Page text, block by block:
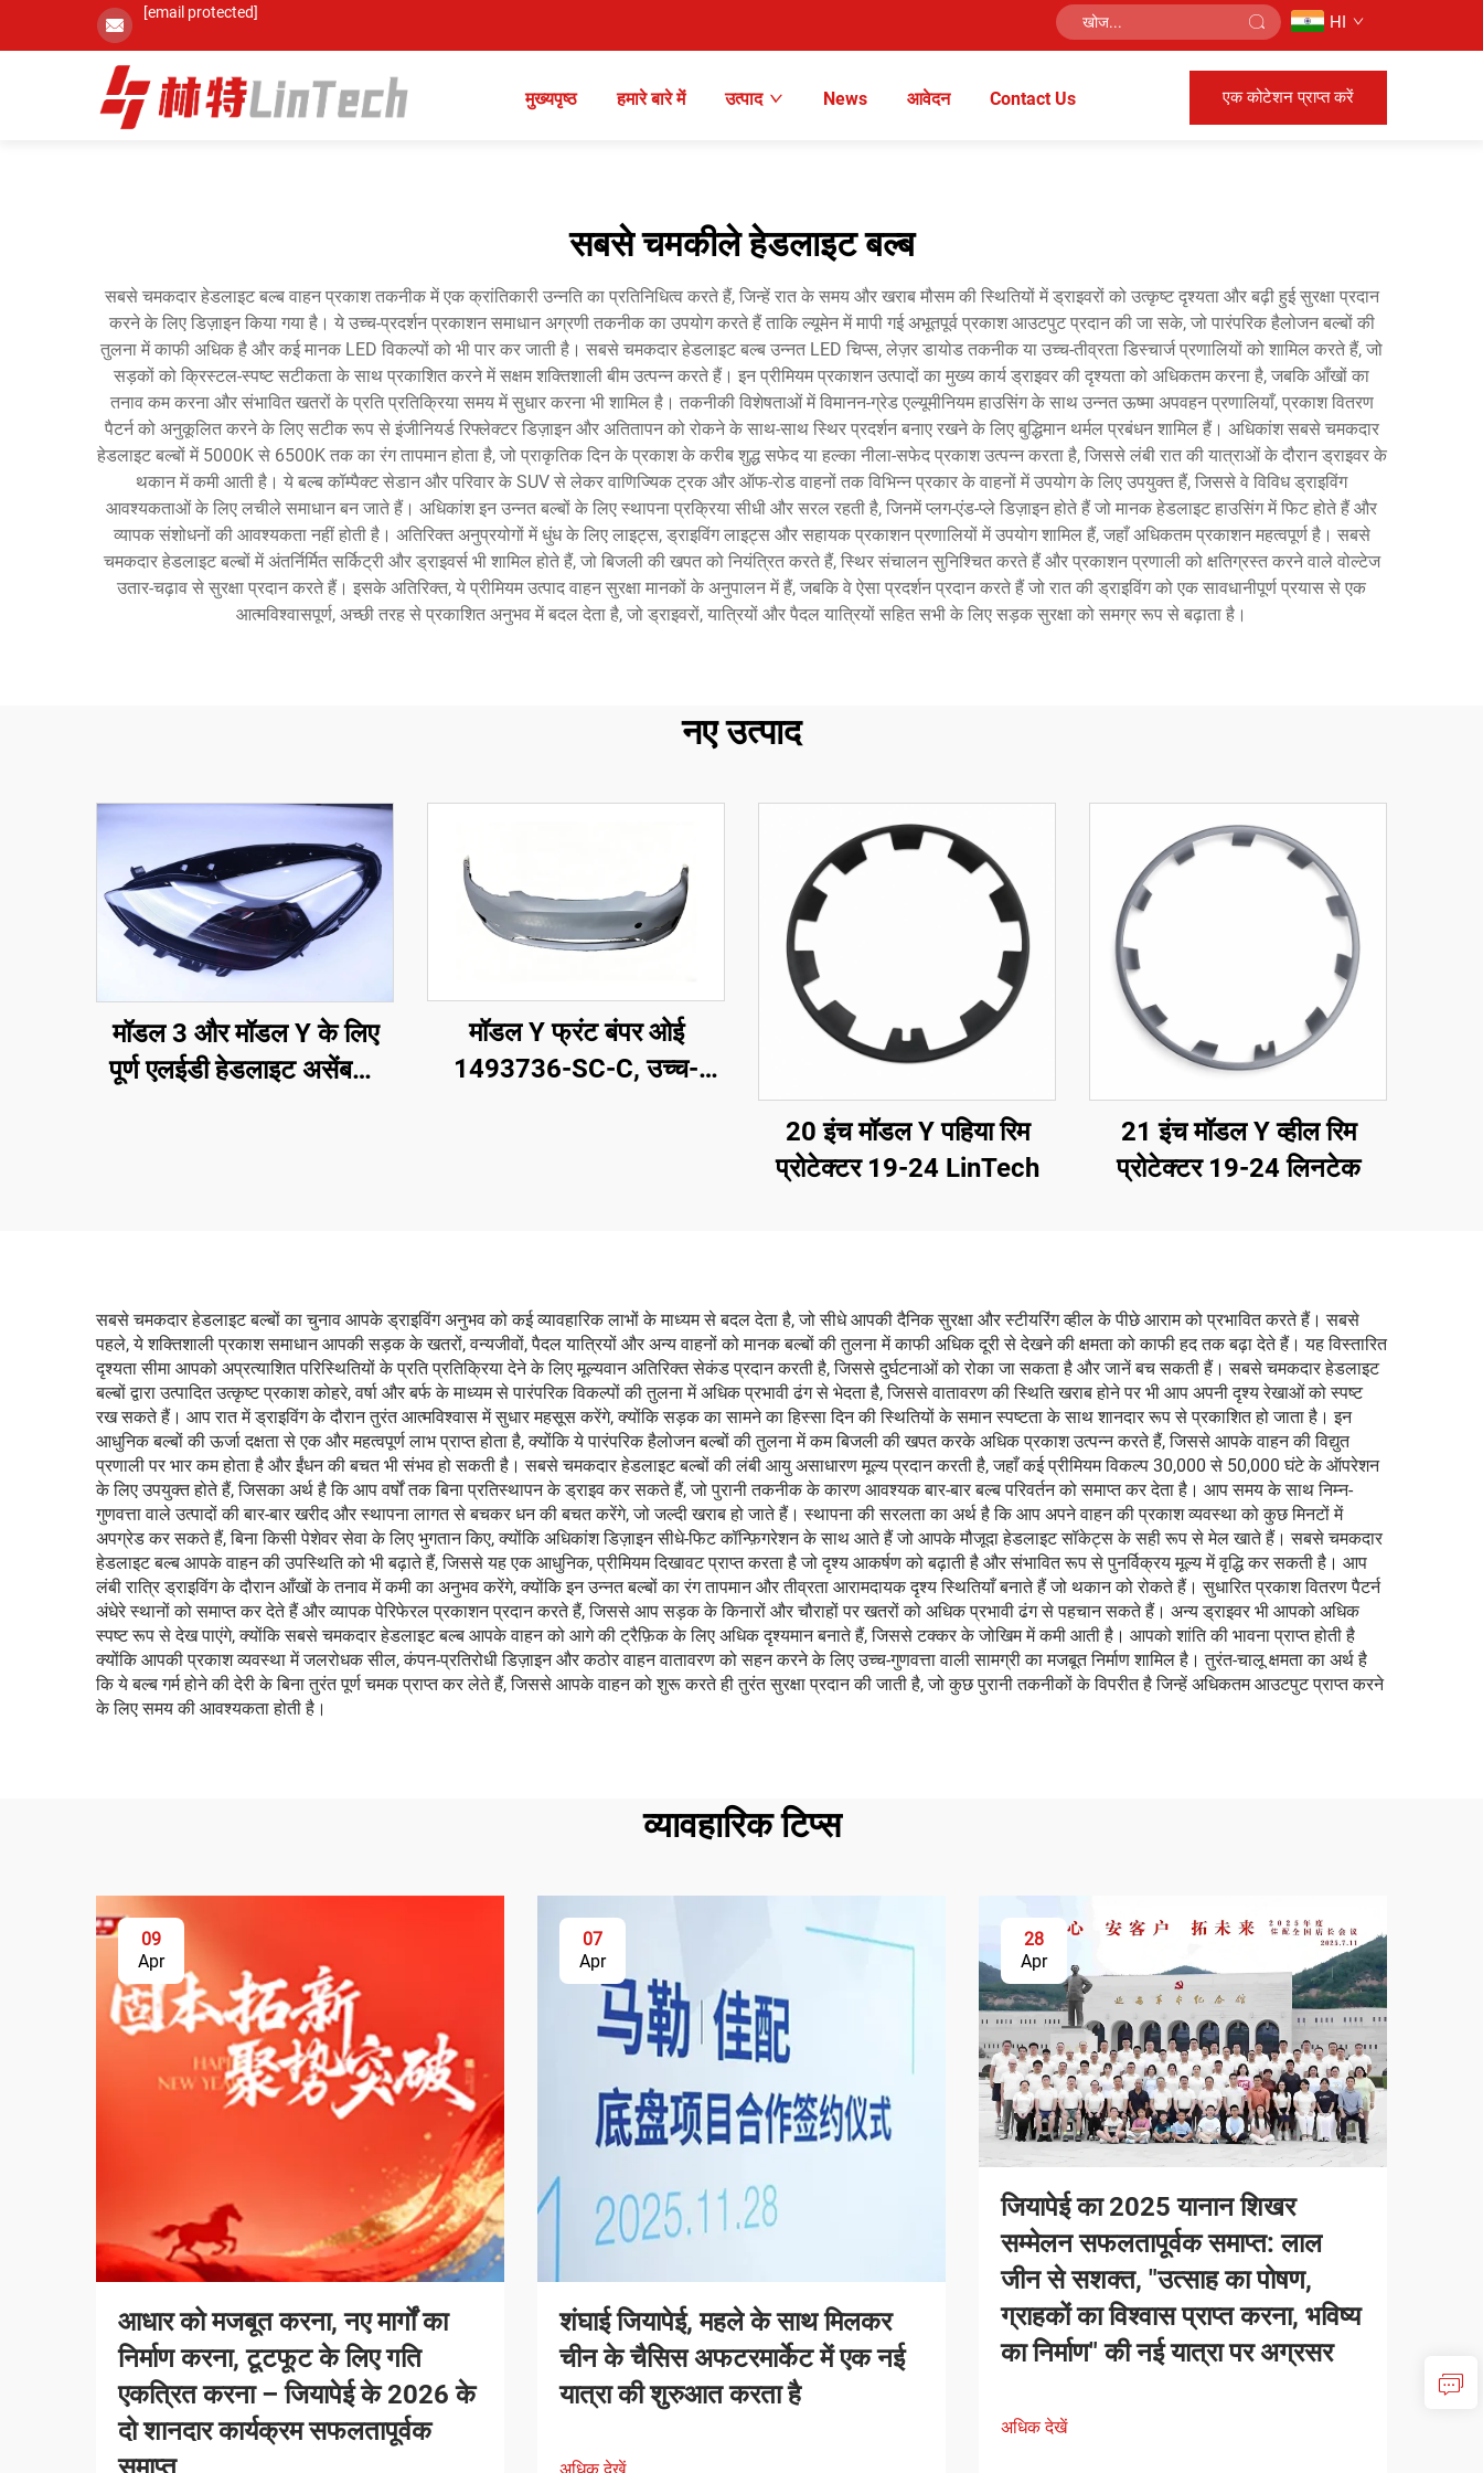
[email protected] HI
मुख्यपृष्ठ हमारे बारे में उत्पाद News आवेदन Contact Us एक कोटेशन प्राप्त करें
सबसे चमकीले हेडलाइट बल्ब
सबसे चमकदार हेडलाइट बल्ब वाहन प्रकाश तकनीक में एक क्रांतिकारी उन्नति का प्रतिनिधित्व करते हैं, जिन्हें रात के समय और खराब मौसम की स्थितियों में ड्राइवरों को उत्कृष्ट दृश्यता और बढ़ी हुई सुरक्षा प्रदान
करने के लिए डिज़ाइन किया गया है। ये उच्च-प्रदर्शन प्रकाशन समाधान अग्रणी तकनीक का उपयोग करते हैं ताकि ल्यूमेन में मापी गई अभूतपूर्व प्रकाश आउटपुट प्रदान की जा सके, जो पारंपरिक हैलोजन बल्बों की
तुलना में काफी अधिक है और कई मानक LED विकल्पों को भी पार कर जाती है। सबसे चमकदार हेडलाइट बल्ब उन्नत LED चिप्स, लेज़र डायोड तकनीक या उच्च-तीव्रता डिस्चार्ज प्रणालियों को शामिल करते हैं, जो
सड़कों को क्रिस्टल-स्पष्ट सटीकता के साथ प्रकाशित करने में सक्षम शक्तिशाली बीम उत्पन्न करते हैं। इन प्रीमियम प्रकाशन उत्पादों का मुख्य कार्य ड्राइवर की दृश्यता को अधिकतम करना है, जबकि आँखों का
तनाव कम करना और संभावित खतरों के प्रति प्रतिक्रिया समय में सुधार करना भी शामिल है। तकनीकी विशेषताओं में विमानन-ग्रेड एल्यूमीनियम हाउसिंग के साथ उन्नत ऊष्मा अपवहन प्रणालियाँ, प्रकाश वितरण
पैटर्न को अनुकूलित करने के लिए सटीक रूप से इंजीनियर्ड रिफ्लेक्टर डिज़ाइन और अतितापन को रोकने के साथ-साथ स्थिर प्रदर्शन बनाए रखने के लिए बुद्धिमान थर्मल प्रबंधन शामिल हैं। अधिकांश सबसे चमकदार
हेडलाइट बल्बों में 5000K से 6500K तक का रंग तापमान होता है, जो प्राकृतिक दिन के प्रकाश के करीब शुद्ध सफेद या हल्का नीला-सफेद प्रकाश उत्पन्न करता है, जिससे लंबी रात की यात्राओं के दौरान ड्राइवर के
थकान में कमी आती है। ये बल्ब कॉम्पैक्ट सेडान और परिवार के SUV से लेकर वाणिज्यिक ट्रक और ऑफ-रोड वाहनों तक विभिन्न प्रकार के वाहनों में उपयोग के लिए उपयुक्त हैं, जिससे वे विविध ड्राइविंग
आवश्यकताओं के लिए लचीले समाधान बन जाते हैं। अधिकांश इन उन्नत बल्बों के लिए स्थापना प्रक्रिया सीधी और सरल रहती है, जिनमें प्लग-एंड-प्ले डिज़ाइन होते हैं जो मानक हेडलाइट हाउसिंग में फिट होते हैं और
व्यापक संशोधनों की आवश्यकता नहीं होती है। अतिरिक्त अनुप्रयोगों में धुंध के लिए लाइट्स, ड्राइविंग लाइट्स और सहायक प्रकाशन प्रणालियों में उपयोग शामिल हैं, जहाँ अधिकतम प्रकाशन महत्वपूर्ण है। सबसे
चमकदार हेडलाइट बल्बों में अंतर्निर्मित सर्किट्री और ड्राइवर्स भी शामिल होते हैं, जो बिजली की खपत को नियंत्रित करते हैं, स्थिर संचालन सुनिश्चित करते हैं और प्रकाशन प्रणाली को क्षतिग्रस्त करने वाले वोल्टेज
उतार-चढ़ाव से सुरक्षा प्रदान करते हैं। इसके अतिरिक्त, ये प्रीमियम उत्पाद वाहन सुरक्षा मानकों के अनुपालन में हैं, जबकि वे ऐसा प्रदर्शन प्रदान करते हैं जो रात की ड्राइविंग को एक सावधानीपूर्ण प्रयास से एक
आत्मविश्वासपूर्ण, अच्छी तरह से प्रकाशित अनुभव में बदल देता है, जो ड्राइवरों, यात्रियों और पैदल यात्रियों सहित सभी के लिए सड़क सुरक्षा को समग्र रूप से बढ़ाता है।
नए उत्पाद
मॉडल 3 और मॉडल Y के लिए
पूर्ण एलईडी हेडलाइट असेंबली,
मॉडल Y फ्रंट बंपर ओई
1493736-SC-C, उच्च-
20 इंच मॉडल Y पहिया रिम
प्रोटेक्टर 19-24 LinTech
21 इंच मॉडल Y व्हील रिम
प्रोटेक्टर 19-24 लिनटेक
सबसे चमकदार हेडलाइट बल्बों का चुनाव आपके ड्राइविंग अनुभव को कई व्यावहारिक लाभों के माध्यम से बदल देता है, जो सीधे आपकी दैनिक सुरक्षा और स्टीयरिंग व्हील के पीछे आराम को प्रभावित करते हैं। सबसे
पहले, ये शक्तिशाली प्रकाश समाधान आपकी सड़क के खतरों, वन्यजीवों, पैदल यात्रियों और अन्य वाहनों को मानक बल्बों की तुलना में काफी अधिक दूरी से देखने की क्षमता को काफी हद तक बढ़ा देते हैं। यह विस्तारित
दृश्यता सीमा आपको अप्रत्याशित परिस्थितियों के प्रति प्रतिक्रिया देने के लिए मूल्यवान अतिरिक्त सेकंड प्रदान करती है, जिससे दुर्घटनाओं को रोका जा सकता है और जानें बच सकती हैं। सबसे चमकदार हेडलाइट
बल्बों द्वारा उत्पादित उत्कृष्ट प्रकाश कोहरे, वर्षा और बर्फ के माध्यम से पारंपरिक विकल्पों की तुलना में अधिक प्रभावी ढंग से भेदता है, जिससे वातावरण की स्थिति खराब होने पर भी आप अपनी दृश्य रेखाओं को स्पष्ट
रख सकते हैं। आप रात में ड्राइविंग के दौरान तुरंत आत्मविश्वास में सुधार महसूस करेंगे, क्योंकि सड़क का सामने का हिस्सा दिन की स्थितियों के समान स्पष्टता के साथ शानदार रूप से प्रकाशित हो जाता है। इन
आधुनिक बल्बों की ऊर्जा दक्षता से एक और महत्वपूर्ण लाभ प्राप्त होता है, क्योंकि ये पारंपरिक हैलोजन बल्बों की तुलना में कम बिजली की खपत करके अधिक प्रकाश उत्पन्न करते हैं, जिससे आपके वाहन की विद्युत
प्रणाली पर भार कम होता है और ईंधन की बचत भी संभव हो सकती है। सबसे चमकदार हेडलाइट बल्बों की लंबी आयु असाधारण मूल्य प्रदान करती है, जहाँ कई प्रीमियम विकल्प 30,000 से 50,000 घंटे के ऑपरेशन
के लिए उपयुक्त होते हैं, जिसका अर्थ है कि आप वर्षों तक बिना प्रतिस्थापन के ड्राइव कर सकते हैं, जो पुरानी तकनीक के कारण आवश्यक बार-बार बल्ब परिवर्तन को समाप्त कर देता है। आप समय के साथ निम्न-
गुणवत्ता वाले उत्पादों की बार-बार खरीद और स्थापना लागत से बचकर धन की बचत करेंगे, जो जल्दी खराब हो जाते हैं। स्थापना की सरलता का अर्थ है कि आप अपने वाहन की प्रकाश व्यवस्था को कुछ मिनटों में
अपग्रेड कर सकते हैं, बिना किसी पेशेवर सेवा के लिए भुगतान किए, क्योंकि अधिकांश डिज़ाइन सीधे-फिट कॉन्फ़िगरेशन के साथ आते हैं जो आपके मौजूदा हेडलाइट सॉकेट्स के सही रूप से मेल खाते हैं। सबसे चमकदार
हेडलाइट बल्ब आपके वाहन की उपस्थिति को भी बढ़ाते हैं, जिससे यह एक आधुनिक, प्रीमियम दिखावट प्राप्त करता है जो दृश्य आकर्षण को बढ़ाती है और संभावित रूप से पुनर्विक्रय मूल्य में वृद्धि कर सकती है। आप
लंबी रात्रि ड्राइविंग के दौरान आँखों के तनाव में कमी का अनुभव करेंगे, क्योंकि इन उन्नत बल्बों का रंग तापमान और तीव्रता आरामदायक दृश्य स्थितियाँ बनाते हैं जो थकान को रोकते हैं। सुधारित प्रकाश वितरण पैटर्न
अंधेरे स्थानों को समाप्त कर देते हैं और व्यापक पेरिफेरल प्रकाशन प्रदान करते हैं, जिससे आप सड़क के किनारों और चौराहों पर खतरों को अधिक प्रभावी ढंग से पहचान सकते हैं। अन्य ड्राइवर भी आपको अधिक
स्पष्ट रूप से देख पाएंगे, क्योंकि सबसे चमकदार हेडलाइट बल्ब आपके वाहन को आगे की ट्रैफ़िक के लिए अधिक दृश्यमान बनाते हैं, जिससे टक्कर के जोखिम में कमी आती है। आपको शांति की भावना प्राप्त होती है
क्योंकि आपकी प्रकाश व्यवस्था में जलरोधक सील, कंपन-प्रतिरोधी डिज़ाइन और कठोर वाहन वातावरण को सहन करने के लिए उच्च-गुणवत्ता वाली सामग्री का मजबूत निर्माण शामिल है। तुरंत-चालू क्षमता का अर्थ है
कि ये बल्ब गर्म होने की देरी के बिना तुरंत पूर्ण चमक प्राप्त कर लेते हैं, जिससे आपके वाहन को शुरू करते ही तुरंत सुरक्षा प्रदान की जाती है, जो कुछ पुरानी तकनीकों के विपरीत है जिन्हें अधिकतम आउटपुट प्राप्त करने
के लिए समय की आवश्यकता होती है।
व्यावहारिक टिप्स
09
Apr
आधार को मजबूत करना, नए मार्गों का
निर्माण करना, टूटफूट के लिए गति
एकत्रित करना – जियापेई के 2026 के
दो शानदार कार्यक्रम सफलतापूर्वक
07
Apr
शंघाई जियापेई, महले के साथ मिलकर
चीन के चैसिस अफटरमार्केट में एक नई
यात्रा की शुरुआत करता है
28
Apr
जियापेई का 2025 यानान शिखर
सम्मेलन सफलतापूर्वक समाप्त: लाल
जीन से सशक्त, "उत्साह का पोषण,
ग्राहकों का विश्वास प्राप्त करना, भविष्य
का निर्माण" की नई यात्रा पर अग्रसर
अधिक देखें